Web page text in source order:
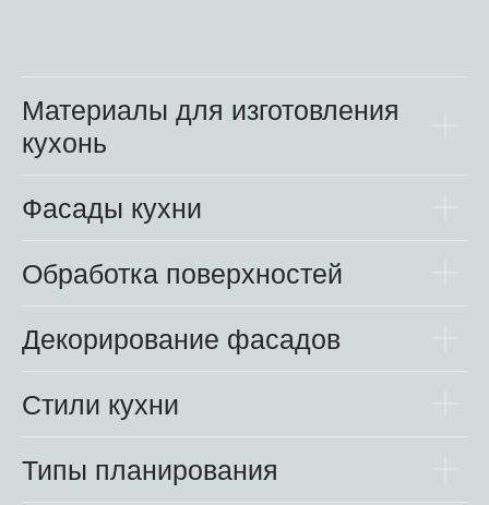
Материалы для изготовления
кухонь
Фасады кухни
Обработка поверхностей
Декорирование фасадов
Стили кухни
Типы планирования